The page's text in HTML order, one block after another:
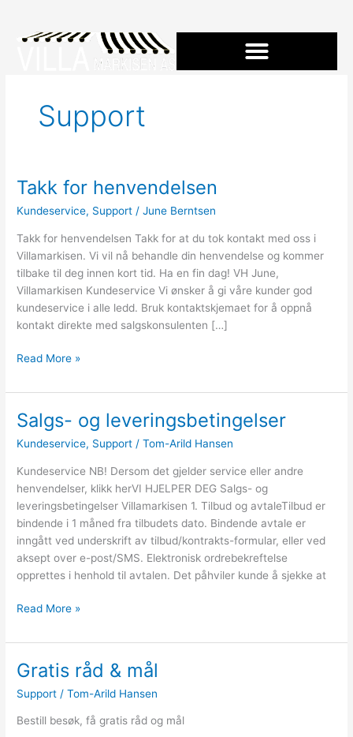
Support
Takk for henvendelsen
Kundeservice, Support /June Berntsen
Takk for henvendelsen Takk for at du tok kontakt med oss i
Villamarkisen. Vi vil nå behandle din henvendelse og kommer
tilbake til deg innen kort tid. Ha en fin dag! VH June,
Villamarkisen Kundeservice Vi ønsker å gi våre kunder god
kundeservice i alle ledd. Bruk kontaktskjemaet for å oppnå
kontakt direkte med salgskonsulenten […]
Takk
henvendelsen
Read More »
Salgs- og leveringsbetingelser
Kundeservice, Support /Tom-Arild Hansen
Kundeservice NB! Dersom det gjelder service eller andre
henvendelser, klikk herVI HJELPER DEG Salgs- og
leveringsbetingelser Villamarkisen 1. Tilbud og avtaleTilbud er
bindende i 1 måned fra tilbudets dato. Bindende avtale er
inngått ved underskrift av tilbud/kontrakts-formular, eller ved
aksept over e-post/SMS. Elektronisk ordrebekreftelse
opprettes i henhold til avtalen. Det påhviler kunde å sjekke at
Salgs-
leveringsbetingelser
Read More »
Gratis råd & mål
Support /Tom-Arild Hansen
Bestill besøk, få gratis råd og mål
Gratis
&
mål